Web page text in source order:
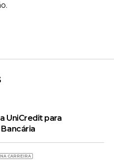
UniCredit para
CARREIRA